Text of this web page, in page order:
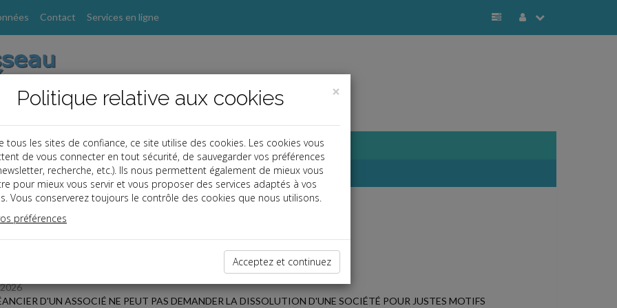
Contact Services en ligne
dernières dépêches
D'UN ASSOCIÉ NE PEUT PAS DEMANDER LA DISSOLUTION D'UNE SOCIÉTÉ POUR JUSTES MOTIFS
×
Politique relative aux cookies
tous les sites de confiance, ce site utilise des cookies. Les cookies vous
de vous connecter en tout sécurité, de sauvegarder vos préférences
recherche, etc.). Ils nous permettent également de mieux vous
pour mieux vous servir et vous proposer des services adaptés à vos
Vous conserverez toujours le contrôle des cookies que nous utilisons.
préférences
Acceptez et continuez